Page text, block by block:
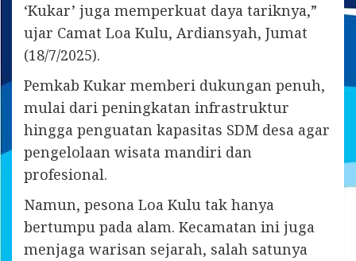
‘Kukar’ juga memperkuat daya tariknya,”
ujar Camat Loa Kulu, Ardiansyah, Jumat
(18/7/2025).
Pemkab Kukar memberi dukungan penuh,
mulai dari peningkatan infrastruktur
hingga penguatan kapasitas SDM desa agar
pengelolaan wisata mandiri dan
profesional.
Namun, pesona Loa Kulu tak hanya
bertumpu pada alam. Kecamatan ini juga
menjaga warisan sejarah, salah satunya